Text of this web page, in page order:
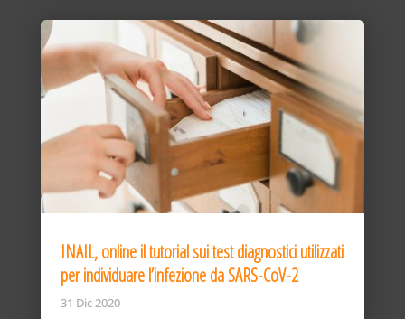
INAIL, online il tutorial sui test diagnostici utilizzati
per individuare l’infezione da SARS-CoV-2
31 Dic 2020